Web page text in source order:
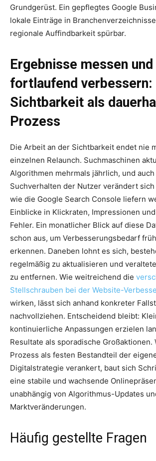
Grundgerüst. Ein gepflegtes Google
lokale Einträge in
regionale Auffindbarkeit spürbar.
Ergebnisse messen und
fortlaufend verbessern:
Sichtbarkeit als
Prozess
Die Arbeit an der Sichtbarkeit endet nie
einzelnen Relaunch. Suchmaschinen
Algorithmen mehrmals jährlich, und auch
Suchverhalten der Nutzer verändert
wie die Google Search Console liefern
Einblicke in Klickraten, Impressionen
Fehler. Ein monatlicher Blick auf diese
schon aus, um Verbesserungsbedarf
erkennen. Daneben lohnt es sich,
regelmäßig zu aktualisieren und
zu entfernen. Wie weitreichend die
Stellschrauben bei der Website-
wirken, lässt sich anhand konkreter
nachvollziehen. Entscheidend bleibt:
kontinuierliche Anpassungen erzielen
Resultate als sporadische Großaktionen.
Prozess als festen Bestandteil der
Digitalstrategie verankert, baut sich
eine stabile und wachsende
unabhängig von Algorithmus-Updates
Marktveränderungen.
Häufig gestellte Fragen